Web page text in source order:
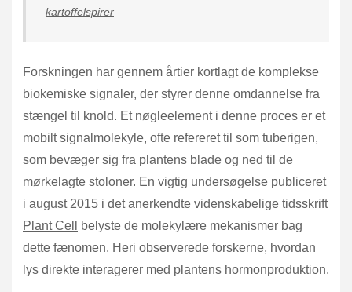
kartoffelspirer
Forskningen har gennem årtier kortlagt de komplekse
biokemiske signaler, der styrer denne omdannelse fra
stængel til knold. Et nøgleelement i denne proces er et
mobilt signalmolekyle, ofte refereret til som tuberigen,
som bevæger sig fra plantens blade og ned til de
mørkelagte stoloner. En vigtig undersøgelse publiceret
i august 2015 i det anerkendte videnskabelige tidsskrift
Plant Cell
belyste de molekylære mekanismer bag
dette fænomen. Heri observerede forskerne, hvordan
lys direkte interagerer med plantens hormonproduktion.